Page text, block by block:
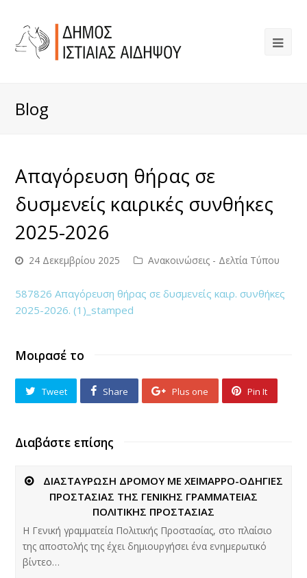
Blog
Απαγόρευση θήρας σε
δυσμενείς καιρικές συνθήκες
2025-2026
24 Δεκεμβρίου 2025 Ανακοινώσεις - Δελτία Τύπου
587826 Απαγόρευση θήρας σε δυσμενείς καιρ. συνθήκες
2025-2026. (1)_stamped
Μοιρασέ το
Tweet Share Plus one Pin It
Διαβάστε επίσης
ΔΙΑΣΤΑΥΡΩΣΗ ΔΡΟΜΟΥ ΜΕ ΧΕΙΜΑΡΡΟ-ΟΔΗΓΙΕΣ
ΠΡΟΣΤΑΣΙΑΣ ΤΗΣ ΓΕΝΙΚΗΣ ΓΡΑΜΜΑΤΕΙΑΣ
ΠΟΛΙΤΙΚΗΣ ΠΡΟΣΤΑΣΙΑΣ
Η Γενική γραμματεία Πολιτικής Προστασίας, στο πλαίσιο
της αποστολής της έχει δημιουργήσει ένα ενημερωτικό
βίντεο…